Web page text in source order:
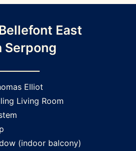
East
Serpong
Elliot
Living Room
(indoor balcony)